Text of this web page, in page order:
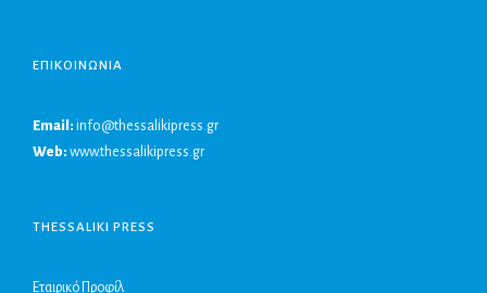
ΕΠΙΚΟΙΝΩΝΙΑ
Email: info@thessalikipress.gr
Web: www.thessalikipress.gr
THESSALIKI PRESS
Εταιρικό Προφίλ